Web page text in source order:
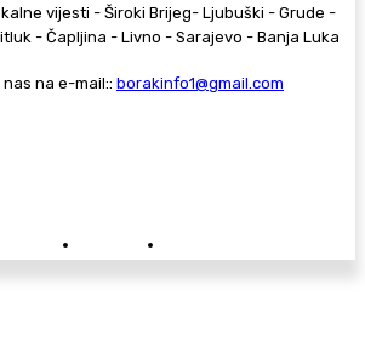
vijesti - Široki Brijeg- Ljubuški - Grude -
- Čapljina - Livno - Sarajevo - Banja Luka
na e-mail:: borakinfo1@gmail.com